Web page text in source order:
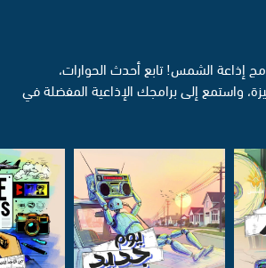
إذاعة الشمس! تابع أحدث الحوارات،
واستمع إلى برامجك الإذاعية المفضلة في